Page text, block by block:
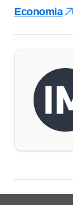
Economia